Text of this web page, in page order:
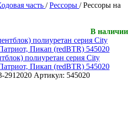
часть / Рессоры / Рессоры на
В наличии
полиуретан серия City
Пикап (redBTR) 545020
2912020 Артикул: 545020